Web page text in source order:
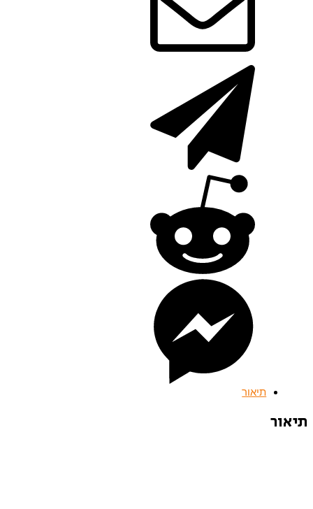
תיאור
תיאור